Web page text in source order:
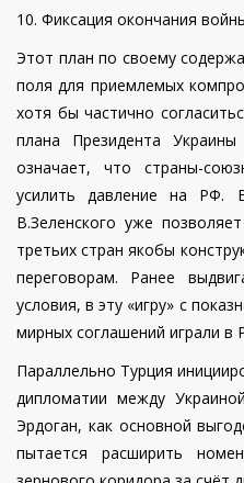
10. Фиксация окончания
Этот план по своему
поля для приемлемых
хотя бы частично
плана Президента
означает, что страны-
усилить давление на
В.Зеленского уже
третьих стран якобы
переговорам. Ранее
условия, в эту «игру» с
мирных соглашений играли в
Параллельно Турция
дипломатии между
Эрдоган, как основной
пытается расширить